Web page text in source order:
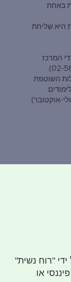
באחת
היא שליחת
המרכז
השוטפת
אוקטובר)
על ידי "רוח נשית"
או